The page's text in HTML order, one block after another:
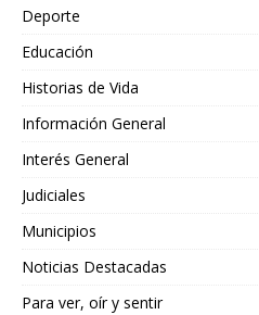
Deporte
Educación
Historias de Vida
Información General
Interés General
Judiciales
Municipios
Noticias Destacadas
Para ver, oír y sentir